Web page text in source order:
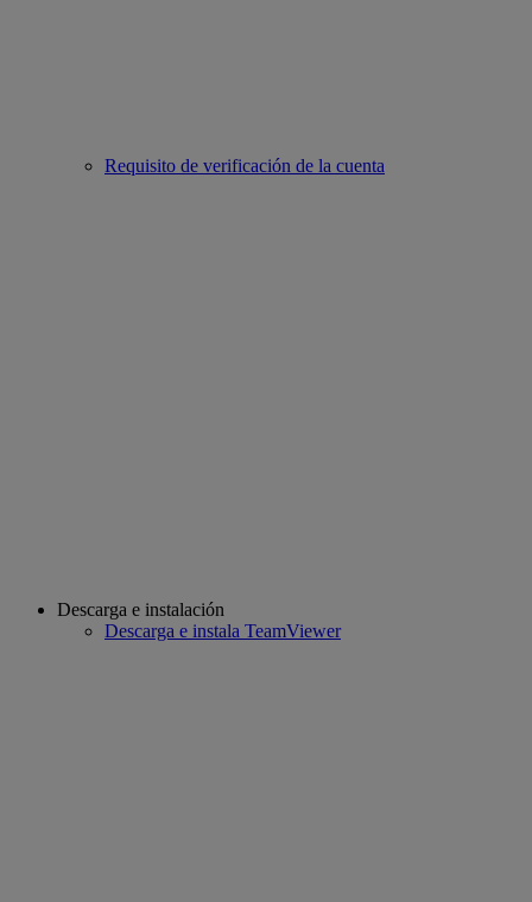
Requisito de verificación de la cuenta
Descarga e instalación
Descarga e instala TeamViewer